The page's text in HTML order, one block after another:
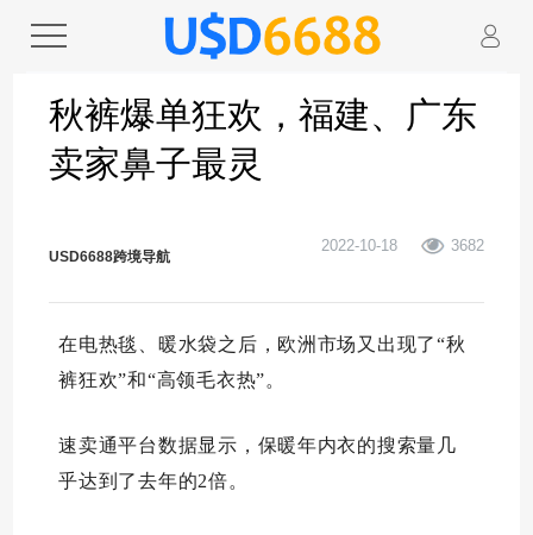
秋裤爆单狂欢，福建、广东
卖家鼻子最灵
USD6688跨境导航
2022-10-18 3682
在电热毯、暖水袋之后，欧洲市场又出现了“秋
裤狂欢”和“高领毛衣热”。
速卖通平台数据显示，保暖年内衣的搜索量几
乎达到了去年的2倍。